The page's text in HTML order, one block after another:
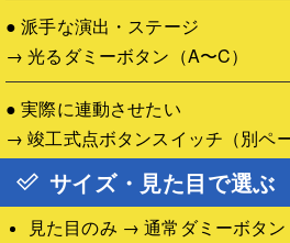
● 派手な演出・ステージ
→ 光るダミーボタン（A〜C）
● 実際に連動させたい
→ 竣工式点ボタンスイッチ（別ペー
サイズ・見た目で選ぶ
見た目のみ → 通常ダミーボタン